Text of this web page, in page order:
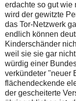
erdachte so gut wie
wird der gewitzte
das Tor-Netzwerk
endlich können
Kinderschänder
weil sie sie gar
würdig einer
verkündeter "neuer
flächendeckende
der gescheiterte